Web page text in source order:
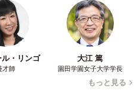
ですが…お困りでしょう。お
れている。
てる会社です。ここに聞け
ル・リンゴ
才師
大江 篤
園田学園女子大学学長
もっと見る